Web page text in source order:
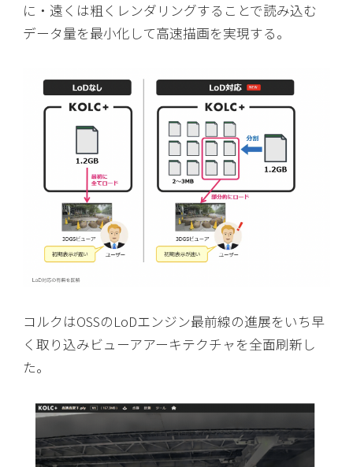
に・遠くは粗くレンダリングすることで読み込む
データ量を最小化して高速描画を実現する。
コルクはOSSのLoDエンジン最前線の進展をいち早
く取り込みビューアアーキテクチャを全面刷新し
た。